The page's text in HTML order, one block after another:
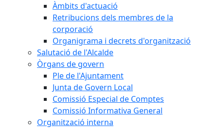
Àmbits d'actuació
Retribucions dels membres de la
corporació
Organigrama i decrets d'organització
Salutació de l'Alcalde
Òrgans de govern
Ple de l'Ajuntament
Junta de Govern Local
Comissió Especial de Comptes
Comissió Informativa General
Organització interna